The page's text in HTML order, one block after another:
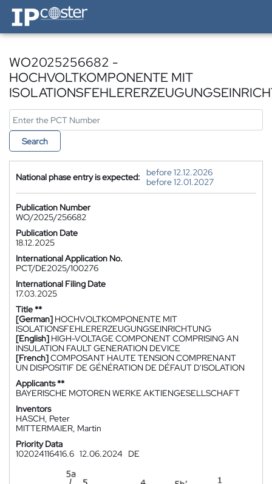
IP-Coster — Home
WO2025256682 -
HOCHVOLTKOMPONENTE MIT
Search
National phase entry is expected:
before 12.12.2026
before 12.01.2027
Publication Number
WO/2025/256682
Publication Date
18.12.2025
International Application No.
PCT/DE2025/100276
International Filing Date
17.03.2025
Title **
[German] HOCHVOLTKOMPONENTE MIT
ISOLATIONSFEHLERERZEUGUNGSEINRICHTUNG
[English] HIGH-VOLTAGE COMPONENT COMPRISING AN
INSULATION FAULT GENERATION DEVICE
[French]COMPOSANT HAUTE TENSION COMPRENANT
UN DISPOSITIF DE GÉNÉRATION DE DÉFAUT D'ISOLATION
Applicants **
BAYERISCHE MOTOREN WERKE AKTIENGESELLSCHAFT
Inventors
HASCH, Peter
MITTERMAIER, Martin
Priority Data
102024116416.6 12.06.2024 DE